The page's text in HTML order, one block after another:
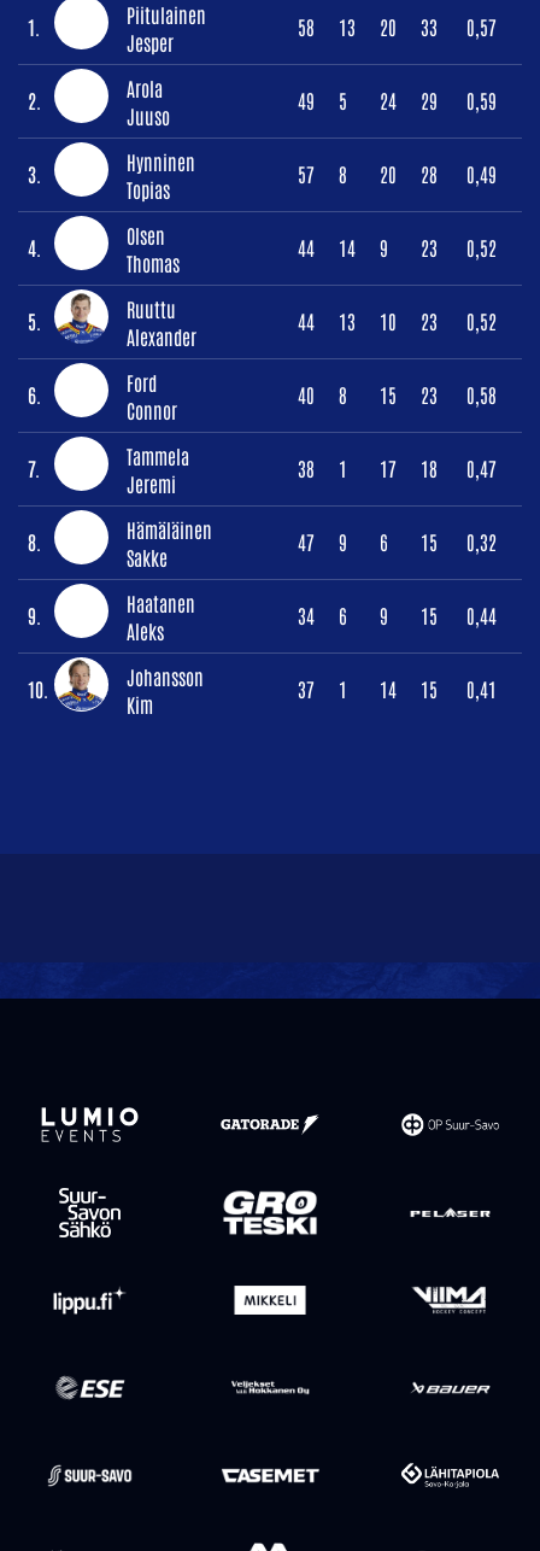
1.
Piitulainen
Jesper
58 13 20 33 0,57
2.
Arola
Juuso
49 5 24 29 0,59
3.
Hynninen
Topias
57 8 20 28 0,49
4.
Olsen
Thomas
44 14 9 23 0,52
5.
Ruuttu
Alexander
44 13 10 23 0,52
6.
Ford
Connor
40 8 15 23 0,58
7.
Tammela
Jeremi
38 1 17 18 0,47
8.
Hämäläinen
Sakke
47 9 6 15 0,32
9.
Haatanen
Aleks
34 6 9 15 0,44
10.
Johansson
Kim
37 1 14 15 0,41